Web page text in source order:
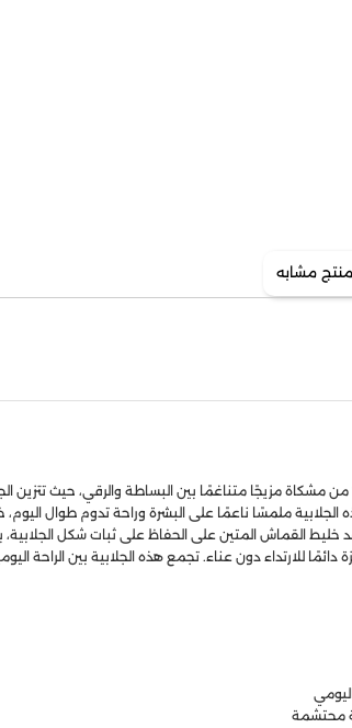
مشابه
من مشكاة مزيجًا متناغمًا بين البساطة والرقي، حيث
ملمسًا ناعمًا على البشرة وراحة تدوم طوال
خليط القماش المتين على الحفاظ على ثبات شكل
للارتداء دون عناء. تجمع هذه الجلابية بين الراحة
محتشمة